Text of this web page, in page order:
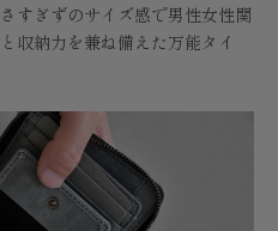
すぎずのサイズ感で男性女性関
収納力を兼ね備えた万能タイ